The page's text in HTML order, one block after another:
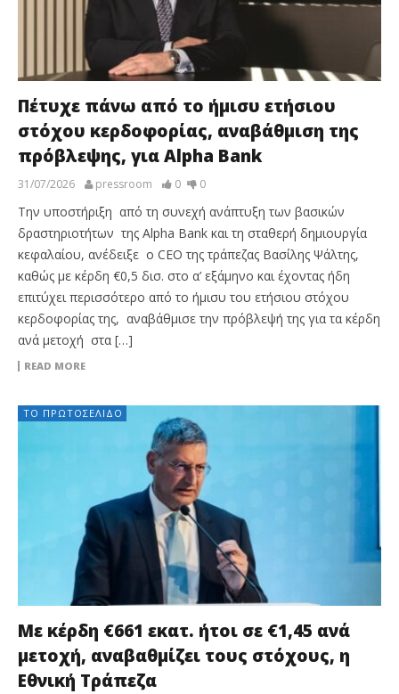
Πέτυχε πάνω από το ήμισυ ετήσιου
στόχου κερδοφορίας, αναβάθμιση της
πρόβλεψης, για Alpha Bank
31/07/2026 pressroom 0 0
Την υποστήριξη από τη συνεχή ανάπτυξη των βασικών
δραστηριοτήτων της Alpha Bank και τη σταθερή δημιουργία
κεφαλαίου, ανέδειξε ο CEO της τράπεζας Βασίλης Ψάλτης,
καθώς με κέρδη €0,5 δισ. στο α’ εξάμηνο και έχοντας ήδη
επιτύχει περισσότερο από το ήμισυ του ετήσιου στόχου
κερδοφορίας της, αναβάθμισε την πρόβλεψή της για τα κέρδη
ανά μετοχή στα […]
READ MORE
ΤΟ ΠΡΩΤΟΣΈΛΙΔΟ
Με κέρδη €661 εκατ. ήτοι σε €1,45 ανά
μετοχή, αναβαθμίζει τους στόχους, η
Εθνική Τράπεζα